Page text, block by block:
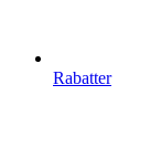
Rabatter